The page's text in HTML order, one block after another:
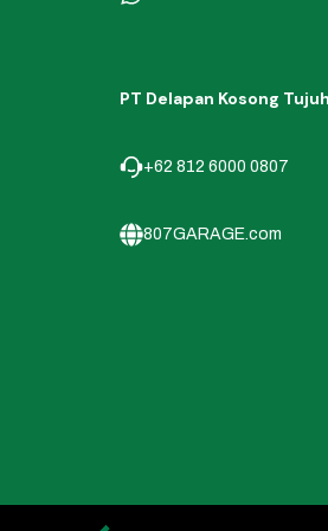
PT Delapan Kosong
+62 812 6000 0807
807GARAGE.com